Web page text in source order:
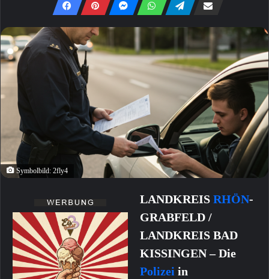
Symbolbild: 2fly4
LANDKREIS RHÖN-
GRABFELD /
LANDKREIS BAD
KISSINGEN – Die
Polizei in